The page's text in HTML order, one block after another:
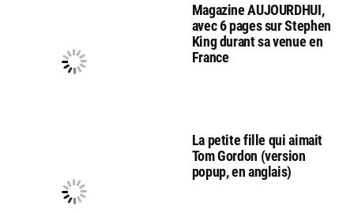
Magazine AUJOURDHUI,
avec 6 pages sur Stephen
King durant sa venue en
France
La petite fille qui aimait
Tom Gordon (version
popup, en anglais)